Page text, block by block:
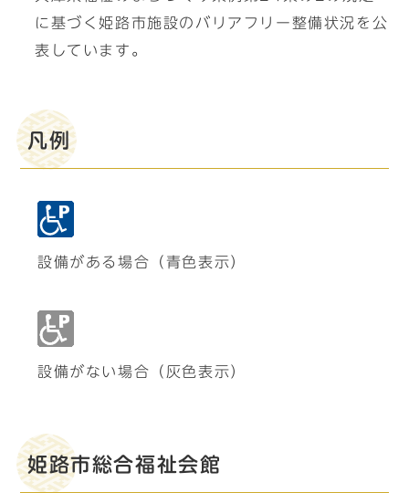
に基づく姫路市施設のバリアフリー整備状況を公
表しています。
凡例
設備がある場合（青色表示）
設備がない場合（灰色表示）
姫路市総合福祉会館